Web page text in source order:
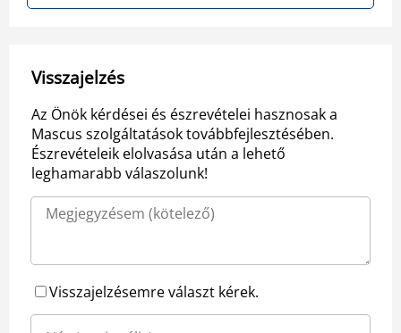
Visszajelzés
Az Önök kérdései és észrevételei hasznosak a
Mascus szolgáltatások továbbfejlesztésében.
Észrevételeik elolvasása után a lehető
leghamarabb válaszolunk!
Visszajelzésemre választ kérek.